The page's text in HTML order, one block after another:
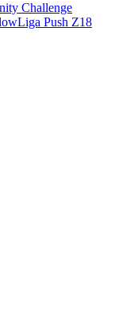
Challenge
Push Z18